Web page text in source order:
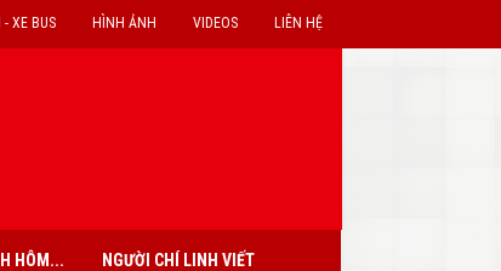
LIÊN HỆ
VIDEOS
HÌNH ẢNH
- XE BUS
HÔM... NGƯỜI CHÍ LINH VIẾT